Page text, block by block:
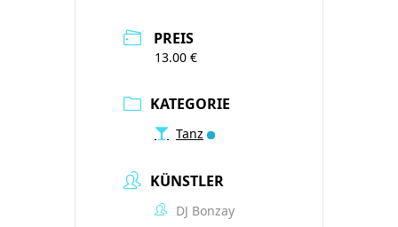
PREIS
13.00 €
KATEGORIE
Tanz
KÜNSTLER
DJ Bonzay